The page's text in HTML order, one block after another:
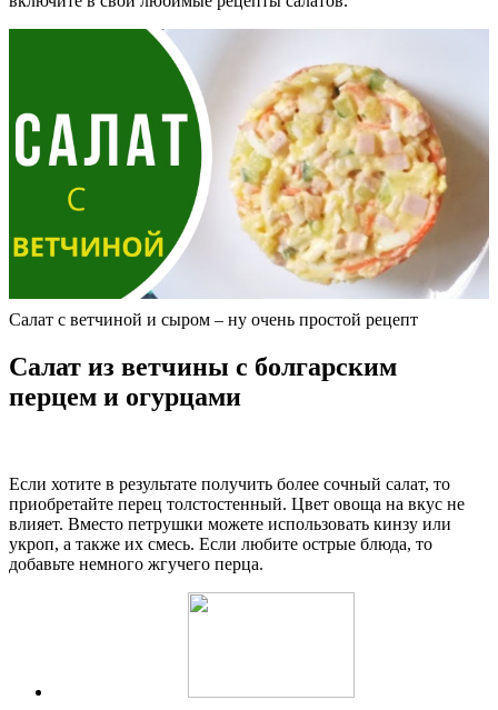
Салат с ветчиной и сыром – ну очень простой рецепт
Салат из ветчины с болгарским
перцем и огурцами
Если хотите в результате получить более сочный салат, то
приобретайте перец толстостенный. Цвет овоща на вкус не
влияет. Вместо петрушки можете использовать кинзу или
укроп, а также их смесь. Если любите острые блюда, то
добавьте немного жгучего перца.